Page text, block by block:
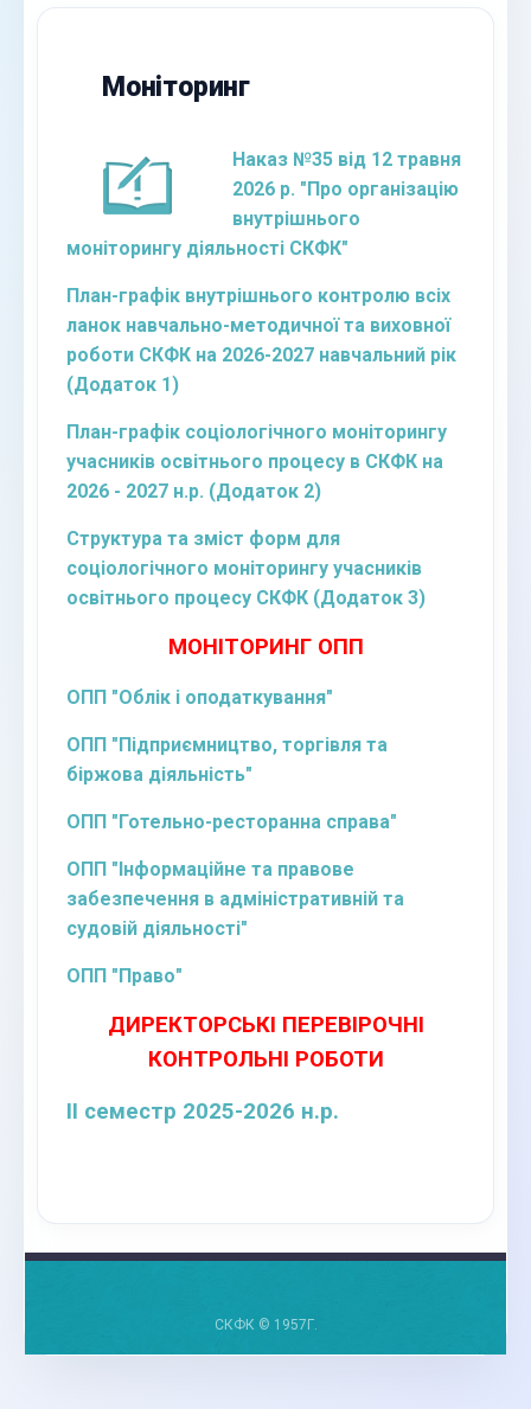
Моніторинг
Наказ №35 від 12 травня
2026 р. "Про організацію
внутрішнього
моніторингу діяльності СКФК"
План-графік внутрішнього контролю всіх
ланок навчально-методичної та виховної
роботи СКФК на 2026-2027 навчальний рік
(Додаток 1)
План-графік соціологічного моніторингу
учасників освітнього процесу в СКФК на
2026 - 2027 н.р. (Додаток 2)
Структура та зміст форм для
соціологічного моніторингу учасників
освітнього процесу СКФК (Додаток 3)
МОНІТОРИНГ ОПП
ОПП "Облік і оподаткування"
ОПП "Підприємництво, торгівля та
біржова діяльність"
ОПП "Готельно-ресторанна справа"
ОПП "Інформаційне та правове
забезпечення в адміністративній та
судовій діяльності"
ОПП "Право"
ДИРЕКТОРСЬКІ ПЕРЕВІРОЧНІ
КОНТРОЛЬНІ РОБОТИ
ІІ семестр 2025-2026 н.р.
СКФК © 1957Г.